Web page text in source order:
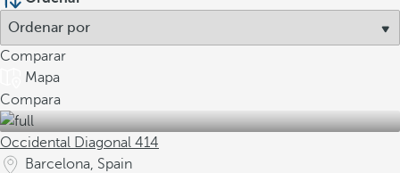
Comparar
Mapa
Compara
Occidental Diagonal 414
Barcelona, Spain